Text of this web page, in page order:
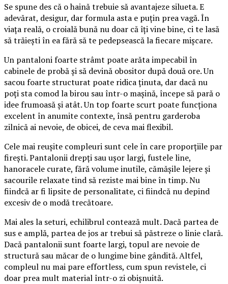
Se spune des că o haină trebuie să avantajeze silueta. E
adevărat, desigur, dar formula asta e puțin prea vagă. În
viața reală, o croială bună nu doar că îți vine bine, ci te lasă
să trăiești în ea fără să te pedepsească la fiecare mișcare.
Un pantaloni foarte strâmt poate arăta impecabil în
cabinele de probă și să devină obositor după două ore. Un
sacou foarte structurat poate ridica ținuta, dar dacă nu
poți sta comod la birou sau într-o mașină, începe să pară o
idee frumoasă și atât. Un top foarte scurt poate funcționa
excelent în anumite contexte, însă pentru garderoba
zilnică ai nevoie, de obicei, de ceva mai flexibil.
Cele mai reușite compleuri sunt cele în care proporțiile par
firești. Pantalonii drepți sau ușor largi, fustele line,
hanoracele curate, fără volume inutile, cămășile lejere și
sacourile relaxate tind să reziste mai bine în timp. Nu
fiindcă ar fi lipsite de personalitate, ci fiindcă nu depind
excesiv de o modă trecătoare.
Mai ales la seturi, echilibrul contează mult. Dacă partea de
sus e amplă, partea de jos ar trebui să păstreze o linie clară.
Dacă pantalonii sunt foarte largi, topul are nevoie de
structură sau măcar de o lungime bine gândită. Altfel,
compleul nu mai pare effortless, cum spun revistele, ci
doar prea mult material într-o zi obișnuită.